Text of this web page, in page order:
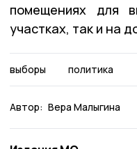
помещениях для
участках, так и на
выборы политика
Автор: Вера Малыгина